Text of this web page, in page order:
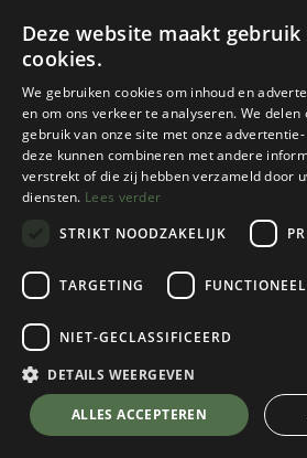
Save The Duck
Wilson
Black I
Kies een maat💬 Stel je vraag over dit
Deze website maakt gebruik
cookies.
We gebruiken cookies om inhoud en
en om ons verkeer te analyseren. We
gebruik van onze site met onze
deze kunnen combineren met andere
verstrekt of die zij hebben verzameld door
diensten. Lees verder
STRIKT NOODZAKELIJK
TARGETING FUNCTIONEEL
NIET-GECLASSIFICEERD
DETAILS WEERGEVEN
ALLES ACCEPTEREN